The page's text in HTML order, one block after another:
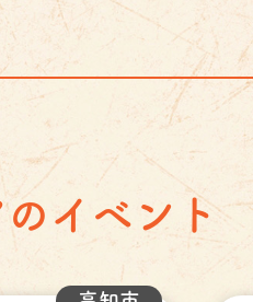
イベント